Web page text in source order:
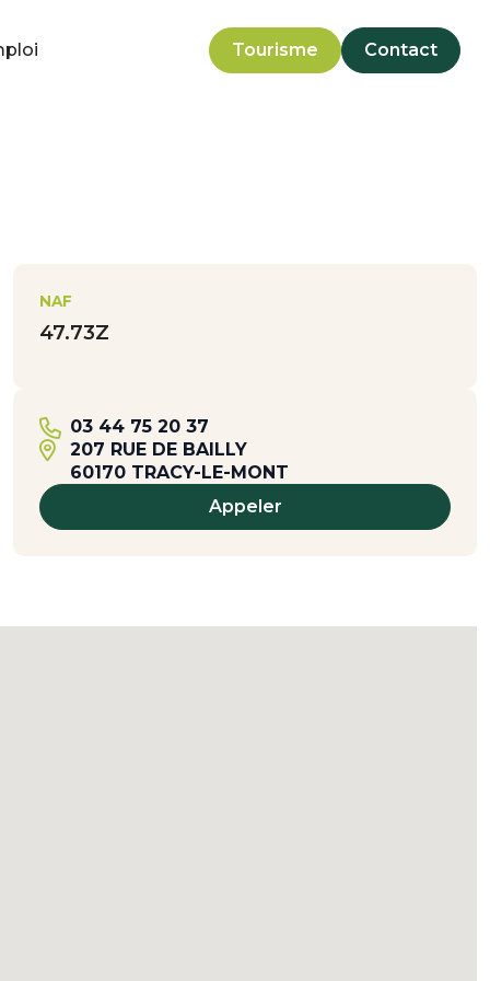
Tourisme Contact
NAF
47.73Z
03 44 75 20 37
207 RUE DE BAILLY
60170 TRACY-LE-MONT
Appeler